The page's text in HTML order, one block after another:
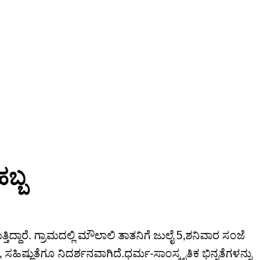
ಗ್ರಾಮದಲ್ಲಿ ಮೌಲಾಲಿ ತಾತನಿಗೆ ಜುಲೈ 5,ಶನಿವಾರ ಸಂಜೆ
ನಿದರ್ಶನವಾಗಿದೆ.ಧರ್ಮ-ಸಾಂಸ್ಕೃತಿಕ ಭಿನ್ನತೆಗಳನ್ನು